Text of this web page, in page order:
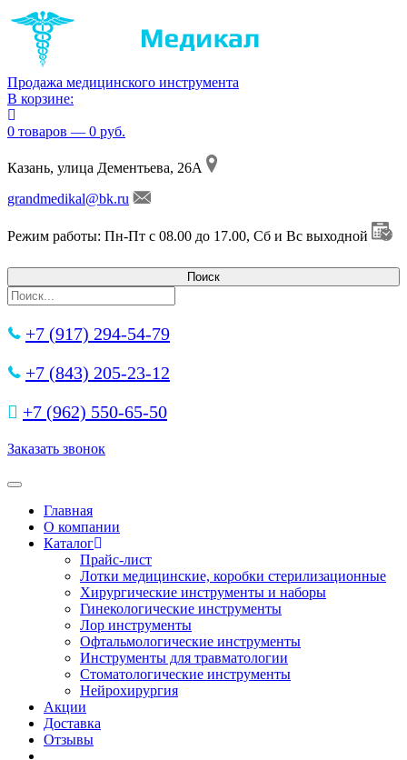
Продажа медицинского инструмента
В корзине:
0 товаров — 0 руб.
Казань, улица Дементьева, 26А
grandmedikal@bk.ru
Режим работы: Пн-Пт с 08.00 до 17.00, Сб и Вс выходной
+7 (917) 294-54-79
+7 (843) 205-23-12
+7 (962) 550‑65‑50‬
Заказать звонок
Toggle navigation
Главная
О компании
Каталог
Прайс-лист
Лотки медицинские, коробки стерилизационные
Хирургические инструменты и наборы
Гинекологические инструменты
Лор инструменты
Офтальмологические инструменты
Инструменты для травматологии
Стоматологические инструменты
Нейрохирургия
Акции
Доставка
Отзывы